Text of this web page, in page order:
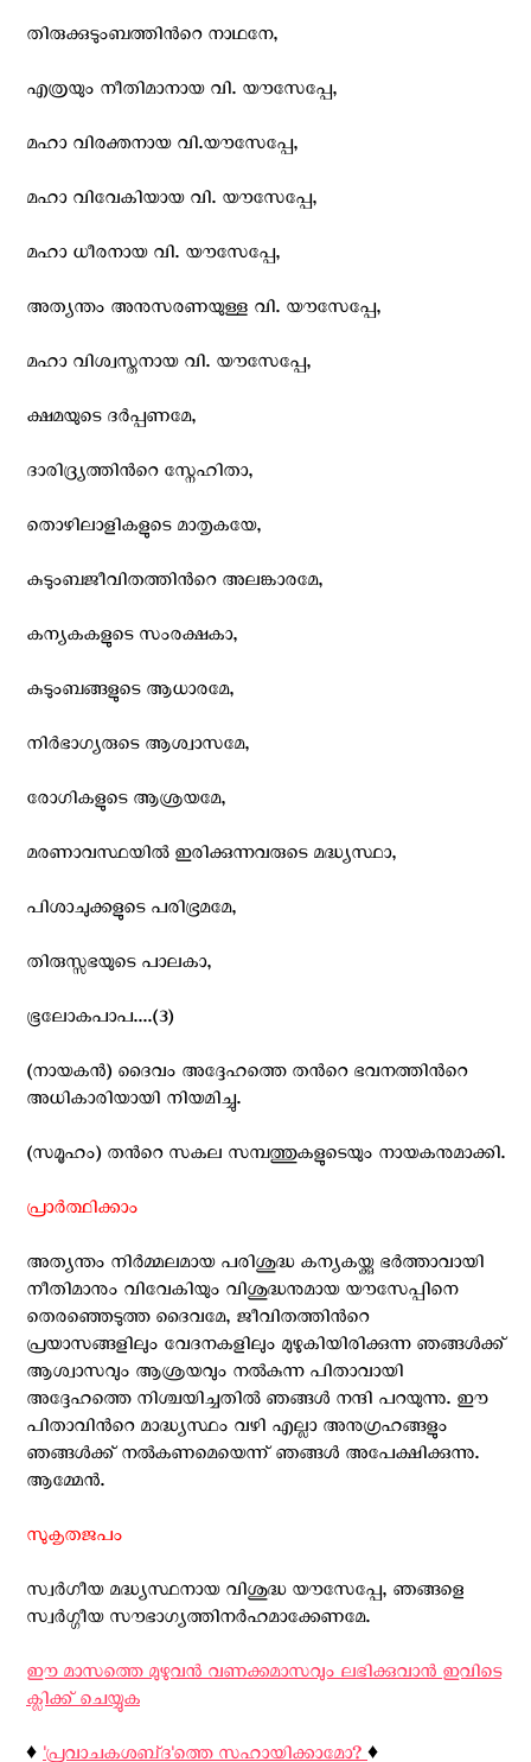
തിരുക്കുടുംബത്തിന്‍റെ നാഥനേ,
എത്രയും നീതിമാനായ വി. യൗസേപ്പേ,
മഹാ വിരക്തനായ വി.യൗസേപ്പേ,
മഹാ വിവേകിയായ വി. യൗസേപ്പേ,
മഹാ ധീരനായ വി. യൗസേപ്പേ,
അത്യന്തം അനുസരണയുള്ള വി. യൗസേപ്പേ,
മഹാ വിശ്വസ്തനായ വി. യൗസേപ്പേ,
ക്ഷമയുടെ ദര്‍പ്പണമേ,
ദാരിദ്ര്യത്തിന്‍റെ സ്നേഹിതാ,
തൊഴിലാളികളുടെ മാതൃകയേ,
കുടുംബജീവിതത്തിന്‍റെ അലങ്കാരമേ,
കന്യകകളുടെ സംരക്ഷകാ,
കുടുംബങ്ങളുടെ ആധാരമേ,
നിര്‍ഭാഗ്യരുടെ ആശ്വാസമേ,
രോഗികളുടെ ആശ്രയമേ,
മരണാവസ്ഥയില്‍ ഇരിക്കുന്നവരുടെ മദ്ധ്യസ്ഥാ,
പിശാചുക്കളുടെ പരിഭ്രമമേ,
തിരുസ്സഭയുടെ പാലകാ,
ഭൂലോകപാപ....(3)
(നായകൻ) ദൈവം അദ്ദേഹത്തെ തന്‍റെ ഭവനത്തിന്‍റെ
അധികാരിയായി നിയമിച്ചു.
(സമൂഹം) തന്‍റെ സകല സമ്പത്തുകളുടെയും നായകനുമാക്കി.
പ്രാര്‍ത്ഥിക്കാം
അത്യന്തം നിര്‍മ്മലമായ പരിശുദ്ധ കന്യകയ്ക്കു ഭര്‍ത്താവായി
നീതിമാനും വിവേകിയും വിശുദ്ധനുമായ യൗസേപ്പിനെ
തെരഞ്ഞെടുത്ത ദൈവമേ, ജീവിതത്തിന്‍റെ
പ്രയാസങ്ങളിലും വേദനകളിലും മുഴുകിയിരിക്കുന്ന ഞങ്ങള്‍ക്ക്
ആശ്വാസവും ആശ്രയവും നല്‍കുന്ന പിതാവായി
അദ്ദേഹത്തെ നിശ്ചയിച്ചതില്‍ ഞങ്ങള്‍ നന്ദി പറയുന്നു. ഈ
പിതാവിന്‍റെ മാദ്ധ്യസ്ഥം വഴി എല്ലാ അനുഗ്രഹങ്ങളും
ഞങ്ങള്‍ക്ക് നല്‍കണമെയെന്ന് ഞങ്ങള്‍ അപേക്ഷിക്കുന്നു.
ആമ്മേന്‍.
സുകൃതജപം
സ്വര്‍ഗീയ മദ്ധ്യസ്ഥനായ വിശുദ്ധ യൗസേപ്പേ, ഞങ്ങളെ
സ്വര്‍ഗ്ഗീയ സൗഭാഗ്യത്തിനര്‍ഹമാക്കേണമേ.
ഈ മാസത്തെ മുഴുവന്‍ വണക്കമാസവും ലഭിക്കുവാന്‍ ഇവിടെ
ക്ലിക്ക് ചെയ്യുക